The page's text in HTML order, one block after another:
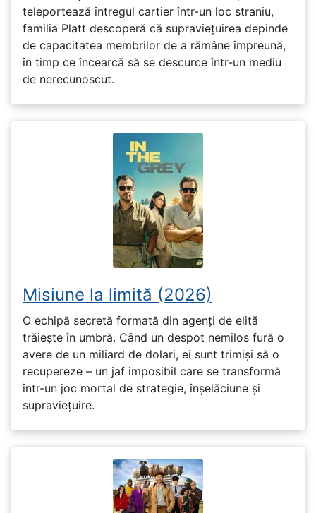
teleportează întregul cartier într-un loc straniu,
familia Platt descoperă că supraviețuirea depinde
de capacitatea membrilor de a rămâne împreună,
în timp ce încearcă să se descurce într-un mediu
de nerecunoscut.
Misiune la limită (2026)
O echipă secretă formată din agenți de elită
trăiește în umbră. Când un despot nemilos fură o
avere de un miliard de dolari, ei sunt trimiși să o
recupereze – un jaf imposibil care se transformă
într-un joc mortal de strategie, înșelăciune și
supraviețuire.